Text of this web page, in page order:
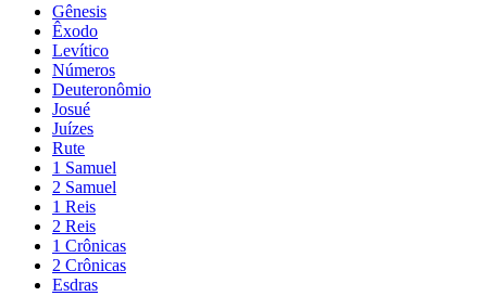
Gênesis
Êxodo
Levítico
Números
Deuteronômio
Josué
Juízes
Rute
1 Samuel
2 Samuel
1 Reis
2 Reis
1 Crônicas
2 Crônicas
Esdras